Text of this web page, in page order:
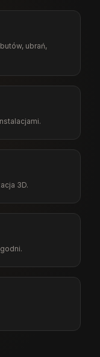
ubrań,
3D.